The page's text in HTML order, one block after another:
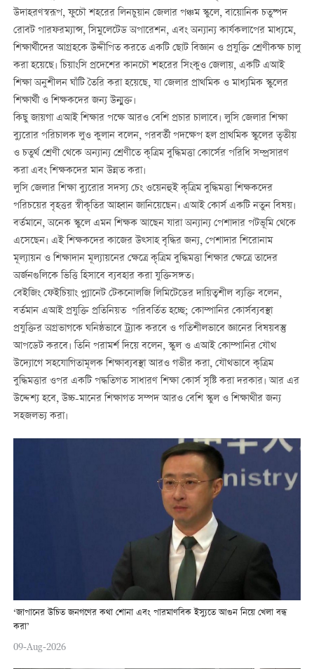
উদাহরণস্বরূপ, ফুচৌ শহরের লিনচুয়ান জেলার পঞ্চম স্কুলে, বায়োনিক চতুষ্পদ
রোবট পারফরম্যান্স, সিমুলেটেড অপারেশন, এবং অন্যান্য কার্যকলাপের মাধ্যমে,
শিক্ষার্থীদের আগ্রহকে উদ্দীপিত করতে একটি ছোট বিজ্ঞান ও প্রযুক্তি শ্রেণীকক্ষ চালু
করা হয়েছে। চিয়াংসি প্রদেশের কানচৌ শহরের সিংকুও জেলায়, একটি এআই
শিক্ষা অনুশীলন ঘাঁটি তৈরি করা হয়েছে, যা জেলার প্রাথমিক ও মাধ্যমিক স্কুলের
শিক্ষার্থী ও শিক্ষকদের জন্য উন্মুক্ত।
কিছু জায়গা এআই শিক্ষার পক্ষে আরও বেশি প্রচার চালাবে। লুসি জেলার শিক্ষা
ব্যুরোর পরিচালক লুও কুলান বলেন, পরবর্তী পদক্ষেপ হল প্রাথমিক স্কুলের তৃতীয়
ও চতুর্থ শ্রেণী থেকে অন্যান্য শ্রেণীতে কৃত্রিম বুদ্ধিমত্তা কোর্সের পরিধি সম্প্রসারণ
করা এবং শিক্ষকদের মান উন্নত করা।
লুসি জেলার শিক্ষা ব্যুরোর সদস্য চেং ওয়েনহুই কৃত্রিম বুদ্ধিমত্তা শিক্ষকদের
পরিচয়ের বৃহত্তর স্বীকৃতির আহ্বান জানিয়েছেন। এআই কোর্স একটি নতুন বিষয়।
বর্তমানে, অনেক স্কুলে এমন শিক্ষক আছেন যারা অন্যান্য পেশাদার পটভূমি থেকে
এসেছেন। এই শিক্ষকদের কাজের উত্সাহ বৃদ্ধির জন্য, পেশাদার শিরোনাম
মূল্যায়ন ও শিক্ষাদান মূল্যায়নের ক্ষেত্রে কৃত্রিম বুদ্ধিমত্তা শিক্ষার ক্ষেত্রে তাদের
অর্জনগুলিকে ভিত্তি হিসাবে ব্যবহার করা যুক্তিসঙ্গত।
বেইজিং ফেইচিয়াং প্ল্যানেট টেকনোলজি লিমিটেডের দায়িত্বশীল ব্যক্তি বলেন,
বর্তমান এআই প্রযুক্তি প্রতিনিয়ত পরিবর্তিত হচ্ছে; কোম্পানির কোর্সব্যবস্থা
প্রযুক্তির অগ্রভাগকে ঘনিষ্ঠভাবে ট্র্যাক করবে ও গতিশীলভাবে জ্ঞানের বিষয়বস্তু
আপডেট করবে। তিনি পরামর্শ দিয়ে বলেন, স্কুল ও এআই কোম্পানির যৌথ
উদ্যোগে সহযোগিতামূলক শিক্ষাব্যবস্থা আরও গভীর করা, যৌথভাবে কৃত্রিম
বুদ্ধিমত্তার ওপর একটি পদ্ধতিগত সাধারণ শিক্ষা কোর্স সৃষ্টি করা দরকার। আর এর
উদ্দেশ্য হবে, উচ্চ-মানের শিক্ষাগত সম্পদ আরও বেশি স্কুল ও শিক্ষাথীর জন্য
সহজলভ্য করা।
‘জাপানের উচিত জনগণের কথা শোনা এবং পারমাণবিক ইস্যুতে আগুন নিয়ে খেলা বন্ধ
করা’
09-Aug-2026